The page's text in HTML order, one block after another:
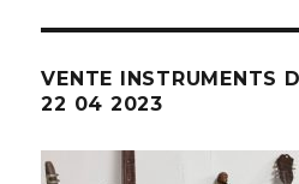
VENTE INSTRUMENTS
22 04 2023